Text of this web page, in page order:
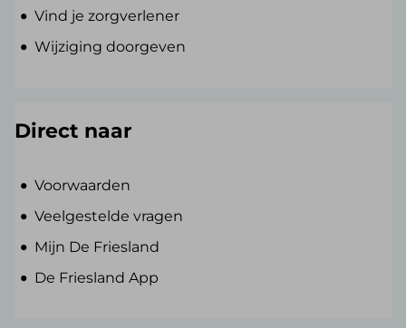
Vind je zorgverlener
Wijziging doorgeven
Direct naar
Voorwaarden
Veelgestelde vragen
Mijn De Friesland
De Friesland App